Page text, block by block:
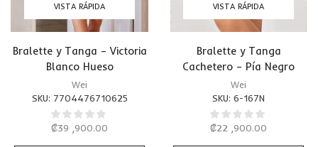
VISTA RÁPIDA
Bralette y Tanga – Victoria
Blanco Hueso
Wei
SKU: 7704476710625
₡39 ,900.00
VISTA RÁPIDA
Bralette y Tanga
Cachetero – Pía Negro
Wei
SKU: 6-167N
₡22 ,900.00